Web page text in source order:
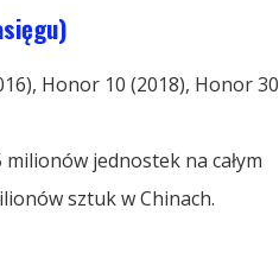
Honor 10 (2018), Honor 30
jednostek na całym
sztuk w Chinach.